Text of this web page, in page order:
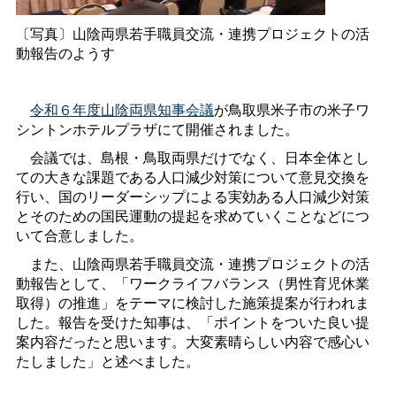
〔写真〕山陰両県若手職員交流・連携プロジェクトの活
動報告のようす
令和６年度山陰両県知事会議が鳥取県米子市の米子ワ
シントンホテルプラザにて開催されました。
会議では、島根・鳥取両県だけでなく、日本全体とし
ての大きな課題である人口減少対策について意見交換を
行い、国のリーダーシップによる実効ある人口減少対策
とそのための国民運動の提起を求めていくことなどにつ
いて合意しました。
また、山陰両県若手職員交流・連携プロジェクトの活
動報告として、「ワークライフバランス（男性育児休業
取得）の推進」をテーマに検討した施策提案が行われま
した。報告を受けた知事は、「ポイントをついた良い提
案内容だったと思います。大変素晴らしい内容で感心い
たしました」と述べました。